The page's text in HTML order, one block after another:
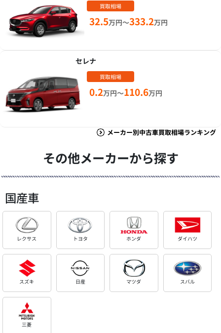
買取相場
32.5万円～333.2万円
セレナ
買取相場
0.2万円～110.6万円
メーカー別中古車買取相場ランキング
その他メーカーから探す
国産車
レクサス トヨタ ホンダ ダイハツ
スズキ 日産 マツダ スバル
三菱